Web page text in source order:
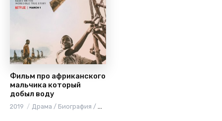
Фильм про африканского
мальчика который
добыл воду
2019 Драма / Биография / История